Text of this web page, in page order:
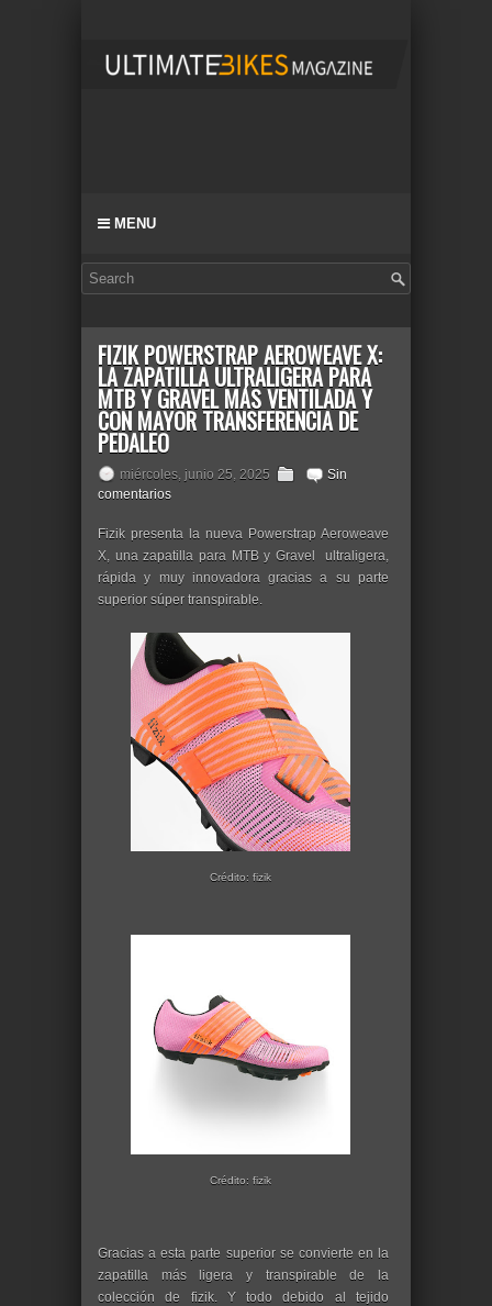
MENU
FIZIK POWERSTRAP AEROWEAVE X:
LA ZAPATILLA ULTRALIGERA PARA
MTB Y GRAVEL MÁS VENTILADA Y
CON MAYOR TRANSFERENCIA DE
PEDALEO
miércoles, junio 25, 2025
Sin
comentarios
Fizik presenta la nueva Powerstrap Aeroweave
X, una zapatilla para MTB y Gravel ultraligera,
rápida y muy innovadora gracias a su parte
superior súper transpirable.
Crédito: fizik
Crédito: fizik
Gracias a esta parte superior se convierte en la
zapatilla más ligera y transpirable de la
colección de fizik. Y todo debido al tejido